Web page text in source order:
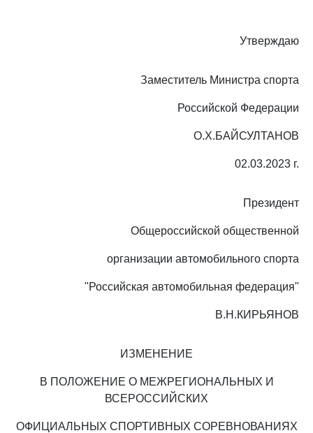
Утверждаю
Заместитель Министра спорта
Российской Федерации
О.Х.БАЙСУЛТАНОВ
02.03.2023 г.
Президент
Общероссийской общественной
организации автомобильного спорта
"Российская автомобильная федерация"
В.Н.КИРЬЯНОВ
ИЗМЕНЕНИЕ
В ПОЛОЖЕНИЕ О МЕЖРЕГИОНАЛЬНЫХ И
ВСЕРОССИЙСКИХ
ОФИЦИАЛЬНЫХ СПОРТИВНЫХ СОРЕВНОВАНИЯХ